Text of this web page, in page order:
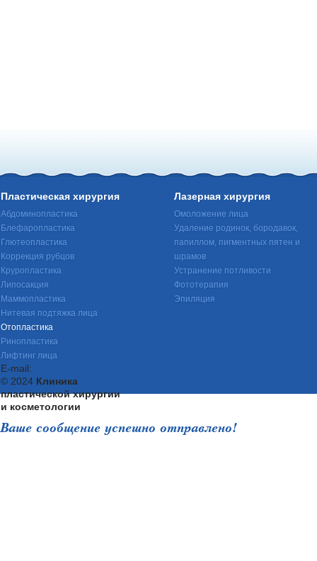
Пластическая хирургия
Абдоминопластика
Блефаропластика
Глютеопластика
Коррекция рубцов
Круропластика
Липосакция
Маммопластика
Нитевая подтяжка лица
Отопластика
Ринопластика
Лифтинг лица
E-mail:
© 2024 Клиника
пластической хирургии
и косметологии
Лазерная хирургия
Омоложение лица
Удаление родинок, бородавок,
папиллом, пигментных пятен и
шрамов
Устранение потливости
Фототерапия
Эпиляция
Ваше сообщение успешно отправлено!